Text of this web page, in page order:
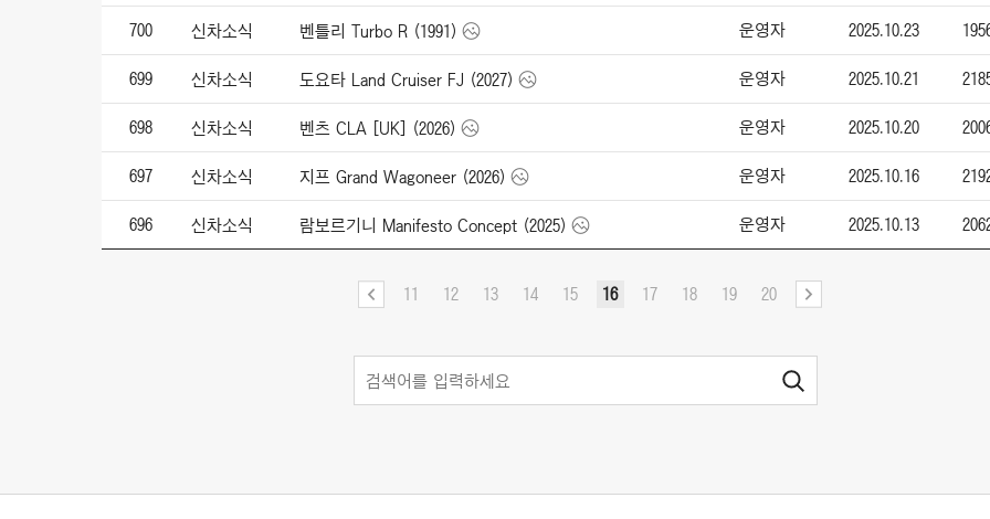
700 신차소식 벤틀리 Turbo R (1991) 운영자 2025.10.23
699 신차소식 도요타 Land Cruiser FJ (2027) 운영자 2025.10.21
698 신차소식 벤츠 CLA [UK] (2026) 운영자 2025.10.20
697 신차소식 지프 Grand Wagoneer (2026) 운영자 2025.10.16
696 신차소식 람보르기니 Manifesto Concept (2025) 운영자 2025.10.13
11 12 13 14 15 16 17 18 19 20